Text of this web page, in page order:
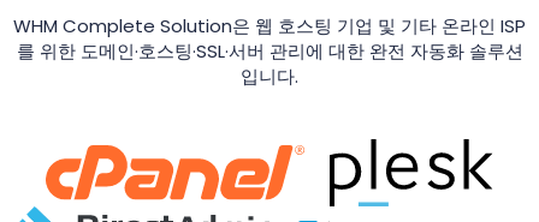
WHM Complete Solution은 웹 호스팅 기업 및 기타 온라인 ISP
를 위한 도메인·호스팅·SSL·서버 관리에 대한 완전 자동화 솔루션
입니다.